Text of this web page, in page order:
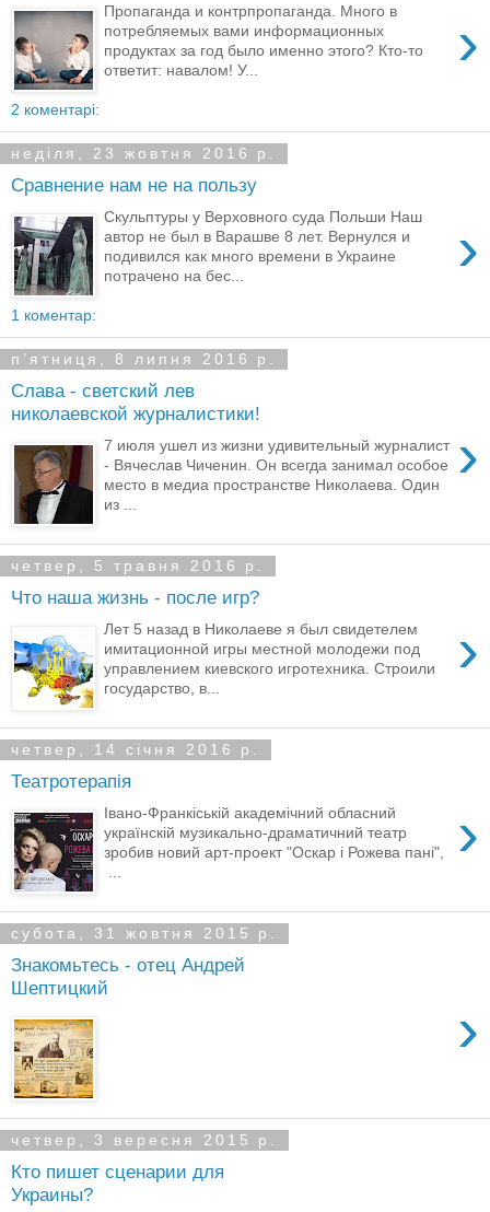
›
Пропаганда и контрпропаганда. Много в
потребляемых вами информационных
продуктах за год было именно этого? Кто-то
ответит: навалом! У...
2 коментарі:
неділя, 23 жовтня 2016 р.
Сравнение нам не на пользу
›
Скульптуры у Верховного суда Польши Наш
автор не был в Варашве 8 лет. Вернулся и
подивился как много времени в Украине
потрачено на бес...
1 коментар:
пʼятниця, 8 липня 2016 р.
Слава - светский лев
николаевской журналистики!
›
7 июля ушел из жизни удивительный журналист
- Вячеслав Чиченин. Он всегда занимал особое
место в медиа пространстве Николаева. Один
из ...
четвер, 5 травня 2016 р.
Что наша жизнь - после игр?
›
Лет 5 назад в Николаеве я был свидетелем
имитационной игры местной молодежи под
управлением киевского игротехника. Строили
государство, в...
четвер, 14 січня 2016 р.
Театротерапія
›
Івано-Франкіській академічний обласний
українскій музикально-драматичний театр
зробив новий арт-проект "Оскар і Рожева пані",
субота, 31 жовтня 2015 р.
Знакомьтесь - отец Андрей
Шептицкий
›
четвер, 3 вересня 2015 р.
Кто пишет сценарии для
Украины?